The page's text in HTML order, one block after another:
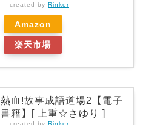
created by Rinker
Amazon
楽天市場
熱血!故事成語道場2【電子
書籍】[ 上重☆さゆり ]
created by Rinker